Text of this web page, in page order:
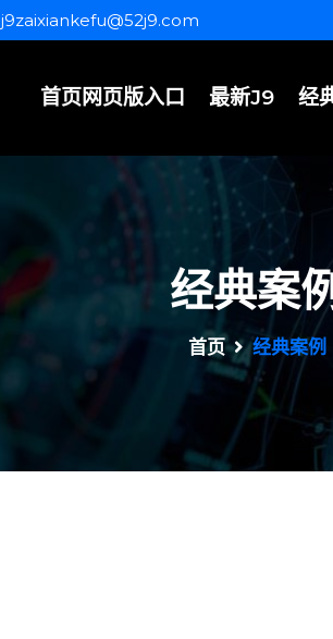
j9zaixiankefu@52j9.com
首页网页版入口 最新J9 经
经典案
首页 经典案例